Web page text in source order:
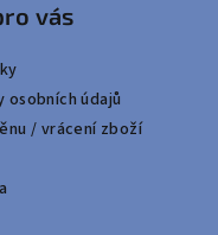
vás
osobních údajů
/ vrácení zboží